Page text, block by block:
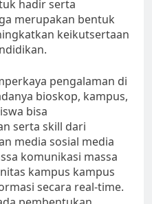
hadir serta
merupakan bentuk
keikutsertaan
pengalaman di
bioskop, kampus,
bisa
serta skill dari
media sosial media
komunikasi massa
kampus kampus
secara real-time.